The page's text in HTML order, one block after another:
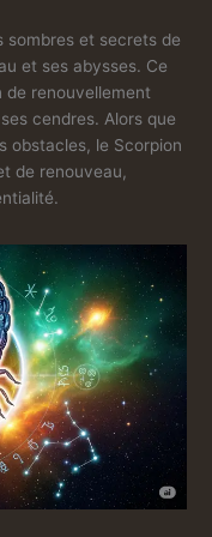
sombres et secrets de
et ses abysses. Ce
de renouvellement
cendres. Alors que
obstacles, le Scorpion
de renouveau,